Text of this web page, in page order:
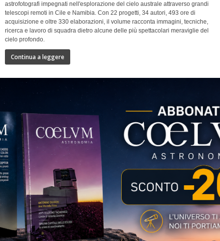
astrofotografi impegnati nell'esplorazione del cielo australe attraverso grandi
telescopi remoti in Cile e Namibia. Con 22 progetti, 34 autori, 493 ore di
acquisizione e oltre 330 elaborazioni, il volume racconta immagini, tecniche,
ricerca e lavoro di squadra dietro alcune delle più spettacolari meraviglie del
cielo profondo.
Continua a leggere